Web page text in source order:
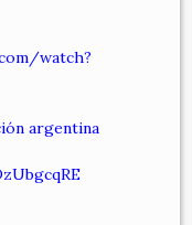
watch?
argentina